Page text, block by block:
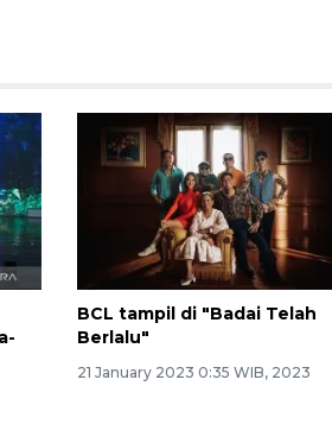
BCL tampil di "Badai Telah
Berlalu"
21 January 2023 0:35 WIB, 2023